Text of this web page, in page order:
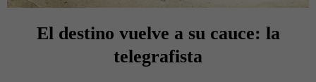
El destino vuelve a su cauce: la
telegrafista